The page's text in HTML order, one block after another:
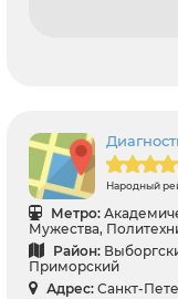
Народный
Метро:
Мужества,
Район:
Приморский
Адрес: Санкт-